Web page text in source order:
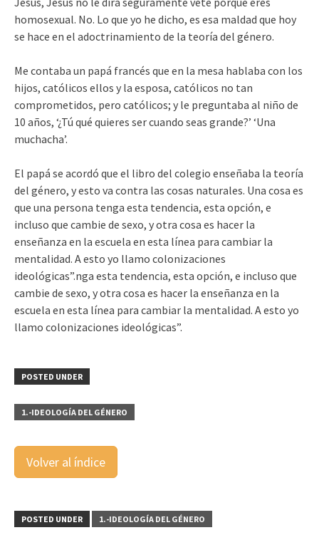
homosexual. No. Lo que yo he dicho, es esa maldad que hoy
se hace en el adoctrinamiento de la teoría del género.
Me contaba un papá francés que en la mesa hablaba con los
hijos, católicos ellos y la esposa, católicos no tan
comprometidos, pero católicos; y le preguntaba al niño de
10 años, ‘¿Tú qué quieres ser cuando seas grande?’ ‘Una
muchacha’.
El papá se acordó que el libro del colegio enseñaba la teoría
del género, y esto va contra las cosas naturales. Una cosa es
que una persona tenga esta tendencia, esta opción, e
incluso que cambie de sexo, y otra cosa es hacer la
enseñanza en la escuela en esta línea para cambiar la
mentalidad. A esto yo llamo colonizaciones
ideológicas”.nga esta tendencia, esta opción, e incluso que
cambie de sexo, y otra cosa es hacer la enseñanza en la
escuela en esta línea para cambiar la mentalidad. A esto yo
llamo colonizaciones ideológicas”.
POSTED UNDER
1.-IDEOLOGÍA DEL GÉNERO
Volver al índice
POSTED UNDER 1.-IDEOLOGÍA DEL GÉNERO